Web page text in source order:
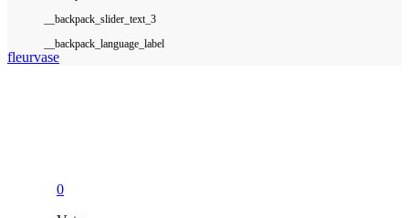
__backpack_language_label
0
fleurvase